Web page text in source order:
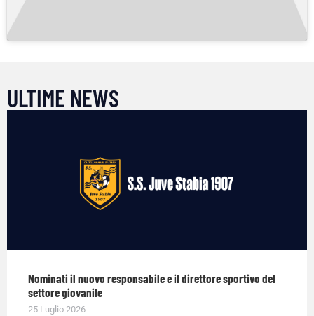
ULTIME NEWS
Nominati il nuovo responsabile e il direttore sportivo del
settore giovanile
25 Luglio 2026